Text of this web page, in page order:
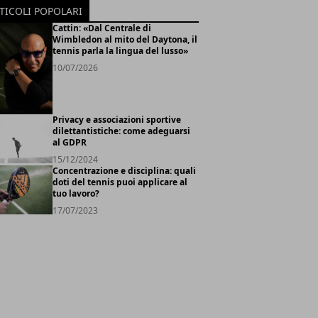
POPOLARI
Cattin: «Dal Centrale di
Wimbledon al mito del Daytona, il
tennis parla la lingua del lusso»
10/07/2026
Privacy e associazioni sportive
dilettantistiche: come adeguarsi
al GDPR
15/12/2024
Concentrazione e disciplina: quali
doti del tennis puoi applicare al
tuo lavoro?
17/07/2023